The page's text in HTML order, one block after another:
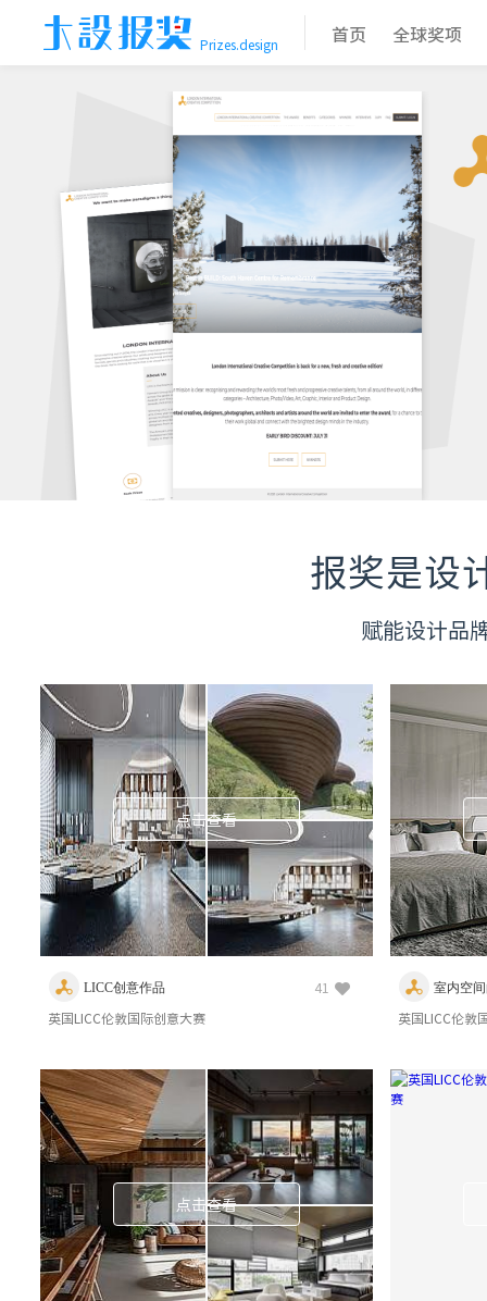
Prizes.design
首页 全球奖项
报奖是设
赋能设计
点击查看
LICC创意作品 41
英国LICC伦敦国际创意大赛
室内空
英国LICC伦敦
点击查看